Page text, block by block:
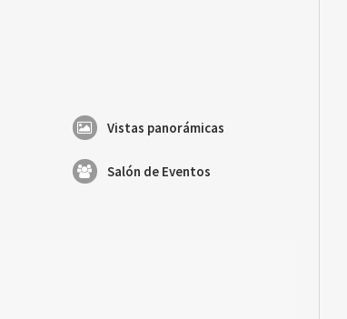
Vistas panorámicas
Salón de Eventos